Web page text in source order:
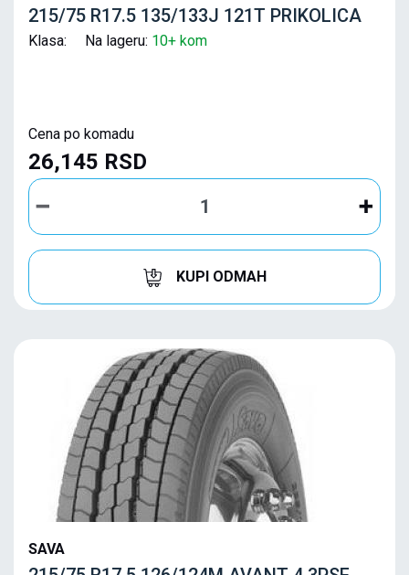
215/75 R17.5 135/133J 121T PRIKOLICA
Klasa: Na lageru: 10+ kom
Cena po komadu
26,145 RSD
KUPI ODMAH
SAVA